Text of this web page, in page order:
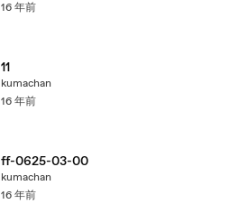
16 年前
11
kumachan
16 年前
ff-0625-03-00
kumachan
16 年前